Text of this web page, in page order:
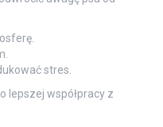
stres.
lepszej współpracy z